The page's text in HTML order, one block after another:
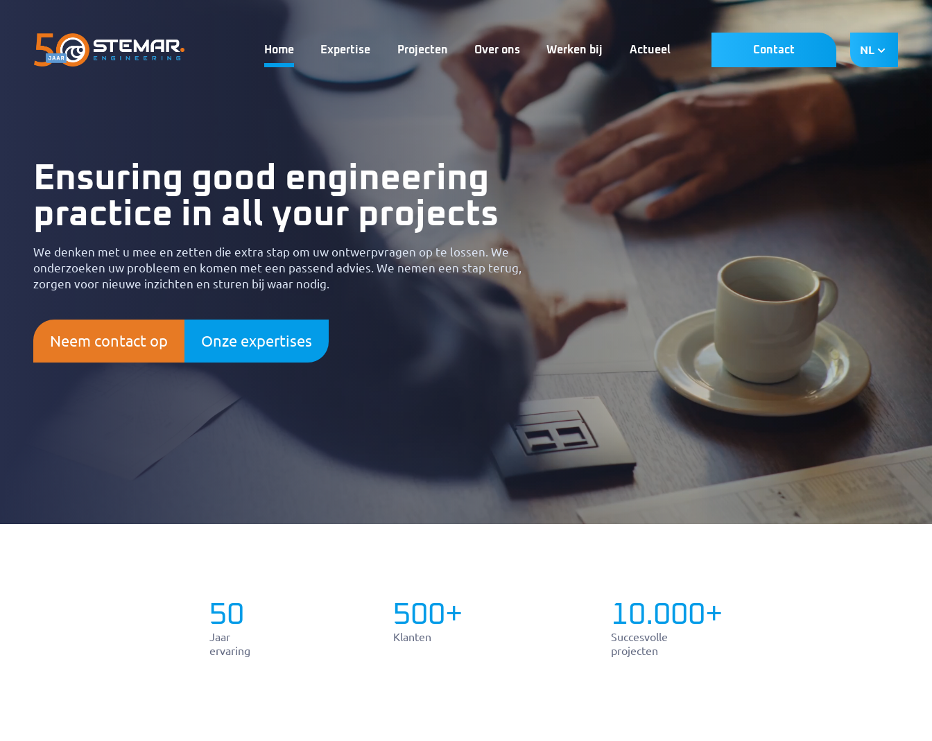
Home Expertise Projecten Over ons Werken bij Actueel Contact NL
Ensuring good engineering
practice in all your projects
We denken met u mee en zetten die extra stap om uw ontwerpvragen op te lossen. We
onderzoeken uw probleem en komen met een passend advies. We nemen een stap terug,
zorgen voor nieuwe inzichten en sturen bij waar nodig.
Neem contact op Onze expertises
50
Jaar
ervaring
500+
Klanten
10.000+
Succesvolle
projecten